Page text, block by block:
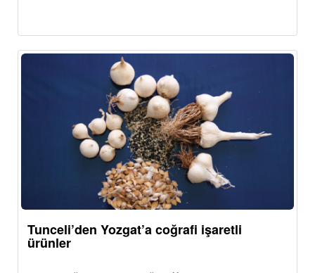
Tunceli’den Yozgat’a coğrafi işaretli
ürünler